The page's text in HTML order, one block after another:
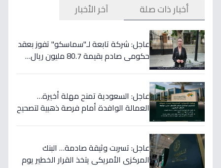
أخبار ذات صلة آخر الأخبار
عاجل: شركة تابعة لـ"سماسكو" تفوز بعقد
حكومي صادم بقيمة 80.7 مليون ريال…
عاجل: السعودية تمنح مهلة أخيرة…
العمالة الوافدة أمام فرصة ذهبية لتصحيح
عاجل: تسربت وثيقة صادمة… البنك
المركزي الأمريكي يتخذ القرار الخطير يوم